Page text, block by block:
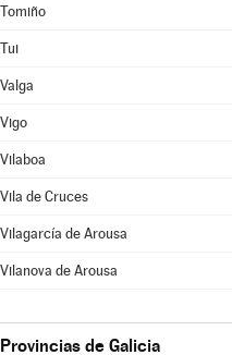
Tomiño
Tui
Valga
Vigo
Vilaboa
Vila de Cruces
Vilagarcía de Arousa
Vilanova de Arousa
Provincias de Galicia